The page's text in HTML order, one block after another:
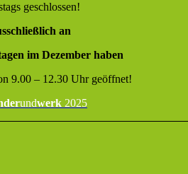
geschlossen!
an
im Dezember haben
9.00 – 12.30 Uhr geöffnet!
undwerk 2025